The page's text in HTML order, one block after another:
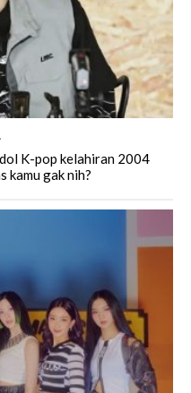
K-pop kelahiran 2004
kamu gak nih?